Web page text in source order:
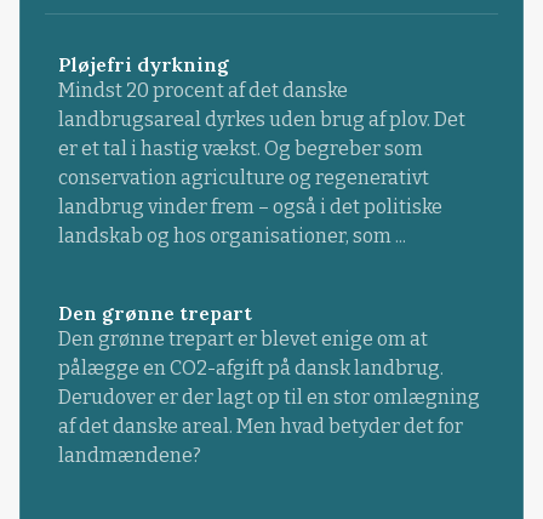
Pløjefri dyrkning
Mindst 20 procent af det danske
landbrugsareal dyrkes uden brug af plov. Det
er et tal i hastig vækst. Og begreber som
conservation agriculture og regenerativt
landbrug vinder frem – også i det politiske
landskab og hos organisationer, som ...
Den grønne trepart
Den grønne trepart er blevet enige om at
pålægge en CO2-afgift på dansk landbrug.
Derudover er der lagt op til en stor omlægning
af det danske areal. Men hvad betyder det for
landmændene?